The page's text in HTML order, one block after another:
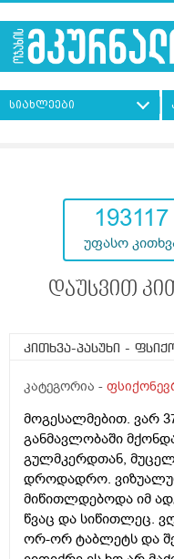
სიახლეები
193117
უფასო
დაუსვით
კითხვა-პასუხი -
კატეგორია -
მოგესალმებით. ვარ
განმავლობაში
გულმკერდთან,
დროდადრო.
მიწითლდებოდა იმ
წვაც და სიწითლეც.
ორ-ორ ტაბლეტს და